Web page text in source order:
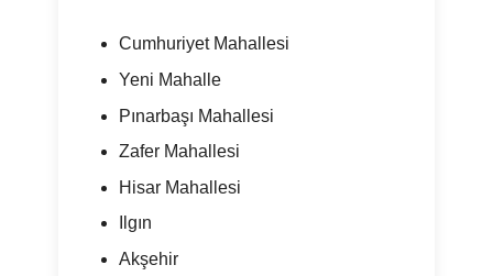
Cumhuriyet Mahallesi
Yeni Mahalle
Pınarbaşı Mahallesi
Zafer Mahallesi
Hisar Mahallesi
Ilgın
Akşehir